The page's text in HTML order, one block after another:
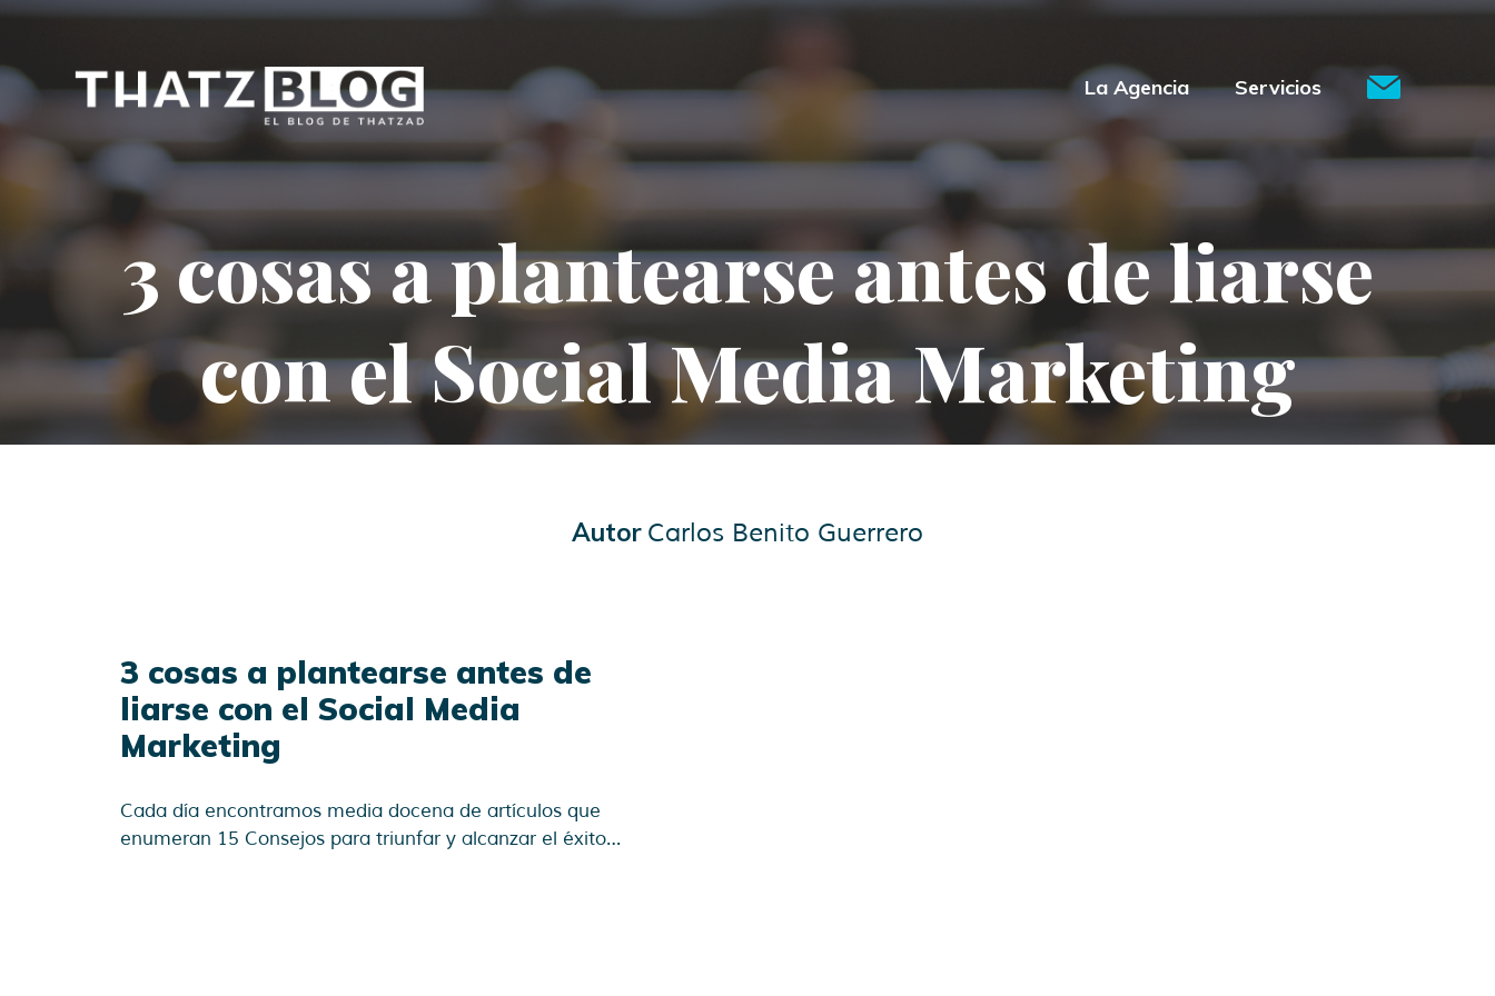
La Agencia Servicios
3 cosas a plantearse antes de liarse
con el Social Media Marketing
Autor Carlos Benito Guerrero
3 cosas a plantearse antes de
liarse con el Social Media
Marketing
Cada día encontramos media docena de artículos que
enumeran 15 Consejos para triunfar y alcanzar el éxito…